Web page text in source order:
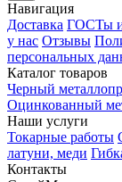
Навигация
Доставка ГОСТы
у нас Отзывы
персональных
Каталог товаров
Черный
Оцинкованный
Наши услуги
Токарные работы
латуни, меди
Контакты